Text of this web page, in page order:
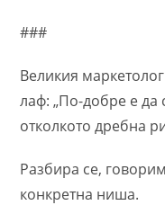
###
Великия
лаф: „По-добре е да
отколкото дребна
Разбира се,
конкретна ниша.